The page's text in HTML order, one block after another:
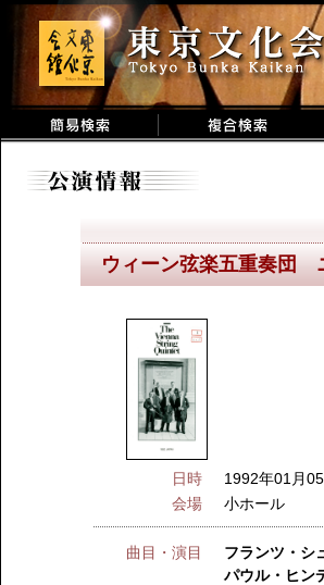
ウィーン弦楽五重奏団
日時
1992年01月
会場
小ホール
曲目・演目
フランツ・シ
パウル・ヒン